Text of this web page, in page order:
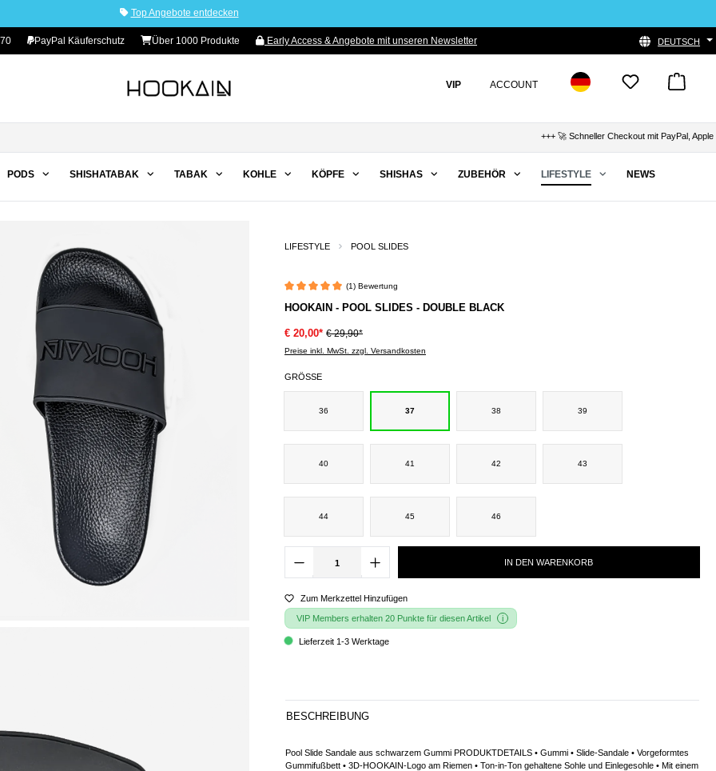
Top Angebote entdecken
PayPal Käuferschutz Über 1000 Produkte Early Access & Angebote mit unseren Newsletter DEUTSCH
VIP ACCOUNT
+++ 🚀 Schneller Checkout mit PayPal, Apple Pay
PODS SHISHATABAK TABAK KOHLE KÖPFE SHISHAS ZUBEHÖR LIFESTYLE NEWS
LIFESTYLE POOL SLIDES
(1) Bewertung
HOOKAIN - POOL SLIDES - DOUBLE BLACK
€ 20,00* € 29,90*
Preise inkl. MwSt. zzgl. Versandkosten
GRÖSSE
36 37 38 39
40 41 42 43
44 45 46
IN DEN WARENKORB
Zum Merkzettel Hinzufügen
VIP Members erhalten 20 Punkte für diesen Artikel
Lieferzeit 1-3 Werktage
BESCHREIBUNG
Pool Slide Sandale aus schwarzem Gummi PRODUKTDETAILS • Gummi • Slide-Sandale • Vorgeformtes
Gummifußbett • 3D-HOOKAIN-Logo am Riemen • Ton-in-Ton gehaltene Sohle und Einlegesohle • Mit einem